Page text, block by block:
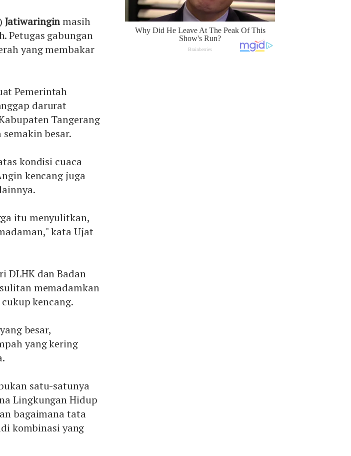
Jatiwaringinmasih
Petugas gabungan
yang membakar
Pemerintah
darurat
Tangerang
besar.
kondisi cuaca
kencang juga
itu menyulitkan,
kata Ujat
DLHK dan Badan
memadamkan
kencang.
besar,
yang kering
satu-satunya
Lingkungan Hidup
bagaimana tata
kombinasi yang